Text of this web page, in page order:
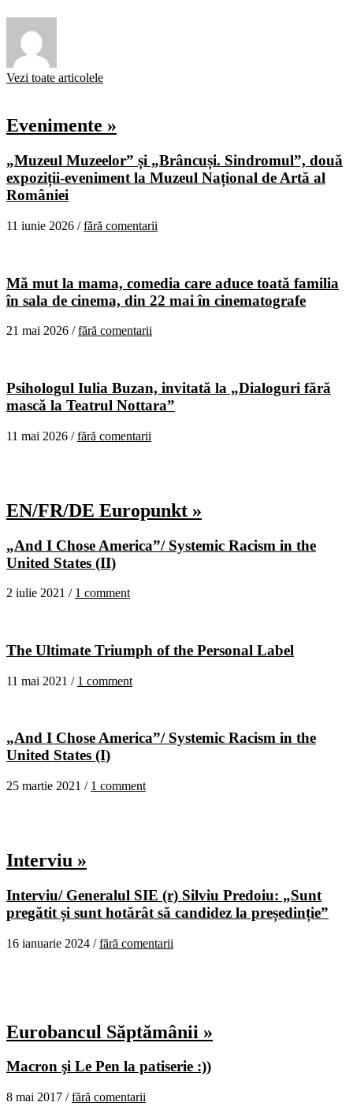
Vezi toate articolele
Evenimente »
„Muzeul Muzeelor” și „Brâncuși. Sindromul”, două
expoziții-eveniment la Muzeul Național de Artă al
României
11 iunie 2026 /fără comentarii
Mă mut la mama, comedia care aduce toată familia
în sala de cinema, din 22 mai în cinematografe
21 mai 2026 /fără comentarii
Psihologul Iulia Buzan, invitată la „Dialoguri fără
mască la Teatrul Nottara”
11 mai 2026 /fără comentarii
EN/FR/DE Europunkt »
„And I Chose America”/ Systemic Racism in the
United States (II)
2 iulie 2021 / 1 comment
The Ultimate Triumph of the Personal Label
11 mai 2021 / 1 comment
„And I Chose America”/ Systemic Racism in the
United States (I)
25 martie 2021 / 1 comment
Interviu »
Interviu/ Generalul SIE (r) Silviu Predoiu: „Sunt
pregătit și sunt hotărât să candidez la președinție”
16 ianuarie 2024 /fără comentarii
Eurobancul Săptămânii »
Macron şi Le Pen la patiserie :))
8 mai 2017 /fără comentarii